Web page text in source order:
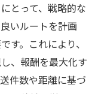
とって、戦略的な
いルートを計画
す。これにより、
、報酬を最大化す
件数や距離に基づ